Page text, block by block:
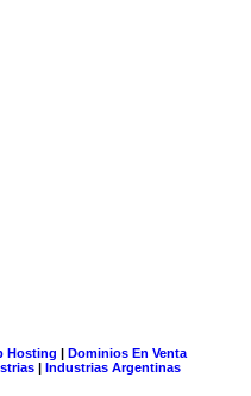
Hosting | Dominios En Venta
| Industrias Argentinas